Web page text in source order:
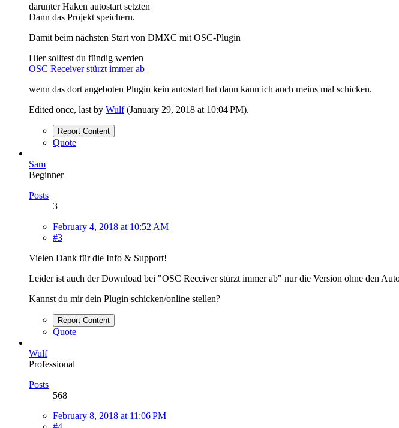
darunter Haken autostart setzten
Dann das Projekt speichern.
Damit beim nächsten Start von DMXC mit OSC-Plugin
Hier solltest du fündig werden
OSC Receiver stürzt immer ab
wenn das dort angeboten Plugin kein autostart hat dann kann ich auch meins mal schicken.
Edited once, last by Wulf(January 29, 2018 at 10:04 PM).
Report Content
Quote
Sam
Beginner
Posts
3
February 4, 2018 at 10:52 AM
#3
Vielen Dank für die Info & Support!
Leider ist auch der Download bei "OSC Receiver stürzt immer ab" nur die Version ohne den
Kannst du mir dein Plugin schicken/online stellen?
Report Content
Quote
Wulf
Professional
Posts
568
February 8, 2018 at 11:06 PM